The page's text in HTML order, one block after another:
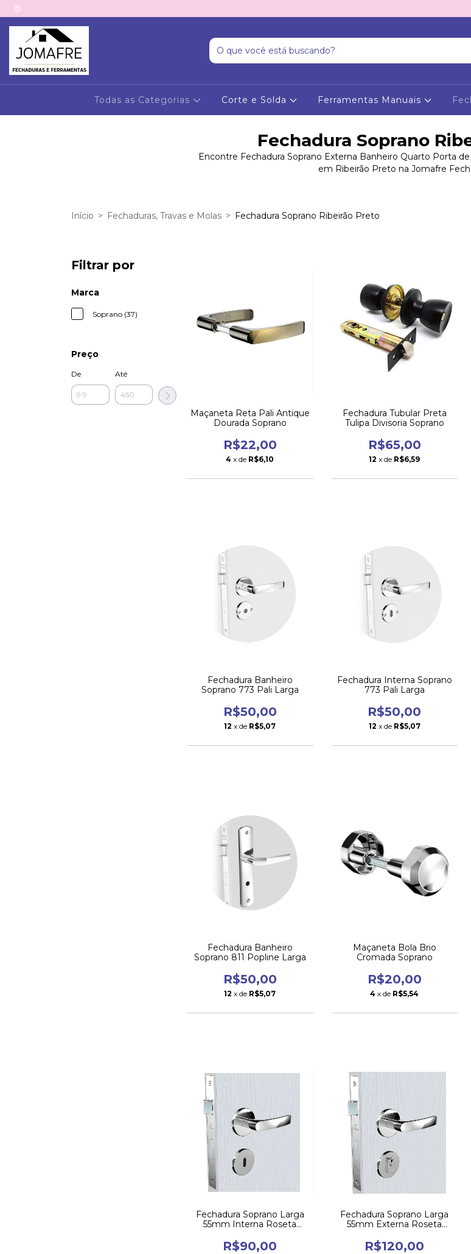
Todas as Categorias Corte e Solda Ferramentas Manuais
Fechadura Soprano
Encontre Fechadura Soprano Externa Banheiro Quarto Porta
em Ribeirão Preto na Jomafre
Início > Fechaduras, Travas e Molas > Fechadura Soprano Ribeirão Preto
Filtrar por
Marca
Soprano (37)
Preço
De Até
Maçaneta Reta Pali Antique
Dourada Soprano
R$22,00
4 x de R$6,10
Fechadura Tubular Preta
Tulipa Divisoria Soprano
R$65,00
12 x de R$6,59
Fechadura Banheiro
Soprano 773 Pali Larga
R$50,00
12 x de R$5,07
Fechadura Interna Soprano
773 Pali Larga
R$50,00
12 x de R$5,07
Fechadura Banheiro
Soprano 811 Popline Larga
R$50,00
12 x de R$5,07
Maçaneta Bola Brio
Cromada Soprano
R$20,00
4 x de R$5,54
Fechadura Soprano Larga
55mm Interna Roseta
R$90,00
Fechadura Soprano Larga
55mm Externa Roseta
R$120,00